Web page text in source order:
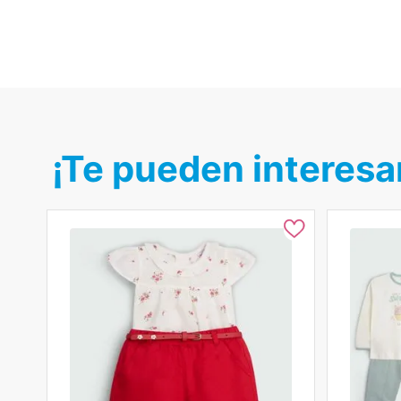
¡Te pueden